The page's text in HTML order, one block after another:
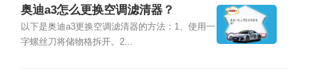
奥迪a3怎么更换空调滤清器？
以下是奥迪a3更换空调滤清器的方法：1、使用一
字螺丝刀将储物格拆开。2...